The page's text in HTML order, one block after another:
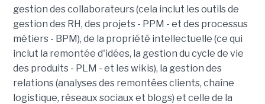
gestion des collaborateurs (cela inclut les outils de
gestion des RH, des projets - PPM - et des processus
métiers - BPM), de la propriété intellectuelle (ce qui
inclut la remontée d'idées, la gestion du cycle de vie
des produits - PLM - et les wikis), la gestion des
relations (analyses des remontées clients, chaîne
logistique, réseaux sociaux et blogs) et celle de la